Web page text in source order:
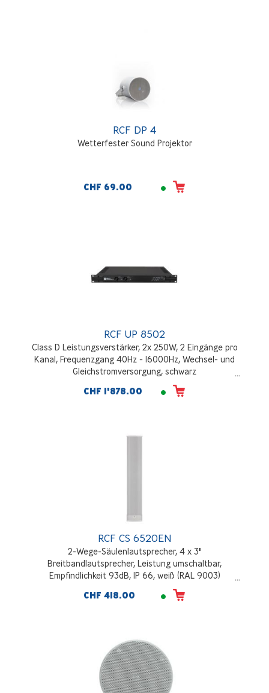
RCF DP 4
Wetterfester Sound Projektor
CHF 69.00
RCF UP 8502
Class D Leistungsverstärker, 2x 250W, 2 Eingänge pro
Kanal, Frequenzgang 40Hz - 16000Hz, Wechsel- und
Gleichstromversorgung, schwarz
CHF 1'878.00
RCF CS 6520EN
2-Wege-Säulenlautsprecher, 4 x 3"
Breitbandlautsprecher, Leistung umschaltbar,
Empfindlichkeit 93dB, IP 66, weiß (RAL 9003)
CHF 418.00